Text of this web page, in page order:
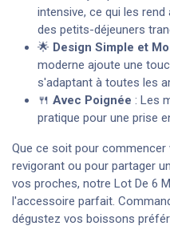
intensive, ce qui les
des petits-déjeuners
🌟 Design Simple et
moderne ajoute une
s'adaptant à toutes les
🍴 Avec Poignée : Les
pratique pour une prise
Que ce soit pour
revigorant ou pour partager
vos proches, notre Lot De 6
l'accessoire parfait.
dégustez vos boissons